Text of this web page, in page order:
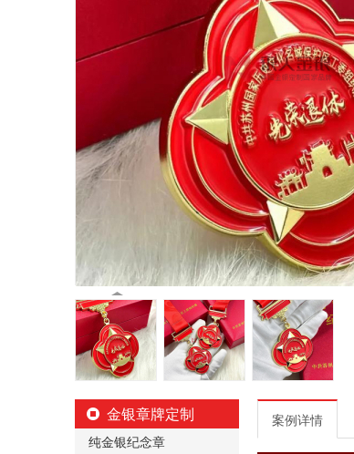
金银章牌定制
纯金银纪念章
案例详情